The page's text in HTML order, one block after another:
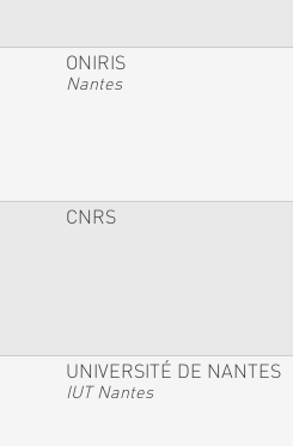
ONIRIS
Nantes
CNRS
UNIVERSITÉ DE NANTES
IUT Nantes